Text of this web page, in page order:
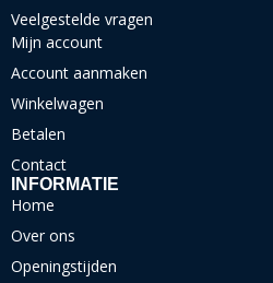
Veelgestelde vragen
Mijn account
Account aanmaken
Winkelwagen
Betalen
Contact
INFORMATIE
Home
Over ons
Openingstijden